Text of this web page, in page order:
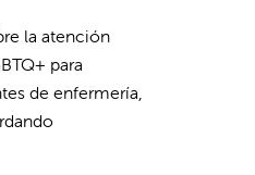
la atención
para
de enfermería,